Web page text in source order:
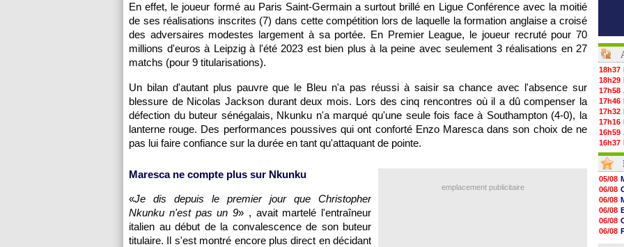
En effet, le joueur formé au Paris Saint-Germain a surtout brillé en Ligue Conférence avec la moitié
de ses réalisations inscrites (7) dans cette compétition lors de laquelle la formation anglaise a croisé
des adversaires modestes largement à sa portée. En Premier League, le joueur recruté pour 70
millions d'euros à Leipzig à l'été 2023 est bien plus à la peine avec seulement 3 réalisations en 27
matchs (pour 9 titularisations).
Un bilan d'autant plus pauvre que le Bleu n'a pas réussi à saisir sa chance avec l'absence sur
blessure de Nicolas Jackson durant deux mois. Lors des cinq rencontres où il a dû compenser la
défection du buteur sénégalais, Nkunku n'a marqué qu'une seule fois face à Southampton (4-0), la
lanterne rouge. Des performances poussives qui ont conforté Enzo Maresca dans son choix de ne
pas lui faire confiance sur la durée en tant qu'attaquant de pointe.
emplacement publicitaire
Maresca ne compte plus sur Nkunku
«Je dis depuis le premier jour que Christopher
Nkunku n'est pas un 9» , avait martelé l'entraîneur
italien au début de la convalescence de son buteur
titulaire. Il s'est montré encore plus direct en décidant
18h37
18h29
17h58
17h46
17h32
17h16
16h59
16h37
16h33
16h27
16h22
16h07
15h46
15h41
15h20
14h55
14h38
05/08
06/08
06/08
06/08
06/08
06/08